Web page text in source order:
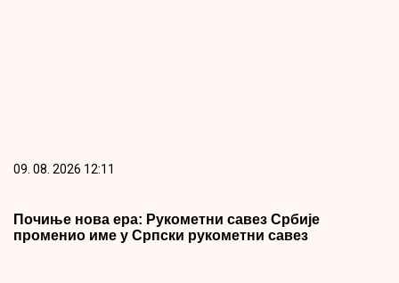
09. 08. 2026 12:11
Почиње нова ера: Рукометни савез Србије
променио име у Српски рукометни савез